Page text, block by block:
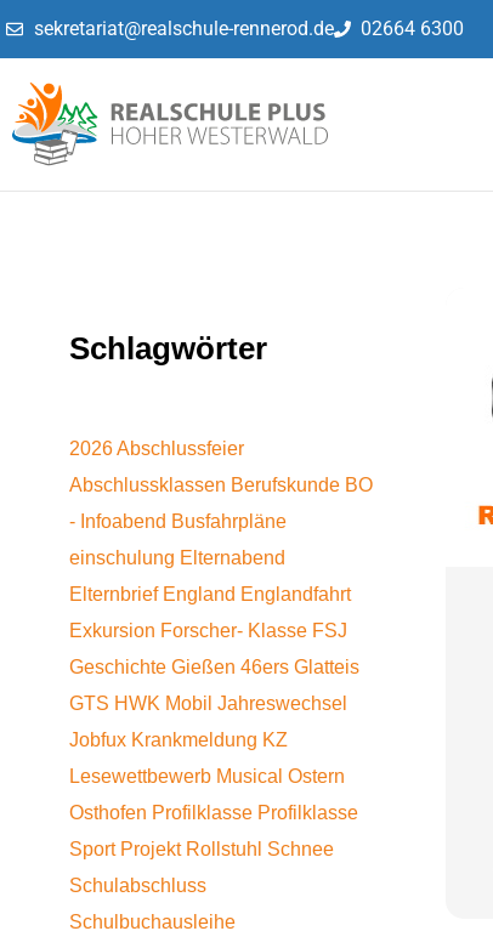
sekretariat@realschule-rennerod.de 02664 6300
Schlagwörter
2026Abschlussfeier
Abschlussklassen Berufskunde BO
- Infoabend Busfahrpläne
einschulung Elternabend
Elternbrief England Englandfahrt
Exkursion Forscher- Klasse FSJ
Geschichte Gießen 46ers Glatteis
GTS HWK Mobil Jahreswechsel
Jobfux Krankmeldung KZ
Lesewettbewerb Musical Ostern
Osthofen Profilklasse Profilklasse
Sport Projekt Rollstuhl Schnee
Schulabschluss
Schulbuchausleihe